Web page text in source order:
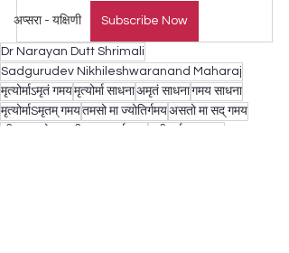
अप्सरा - यक्षिणी Subscribe Now
Dr Narayan Dutt Shrimali
Sadgurudev Nikhileshwaranand Maharaj
मृत्योर्माऽमृतं गमयमृत्योर्मा साधनाअमृतं साधनागमय साधना
मृत्योर्माSमृतम् गमयतमसो मा ज्योतिर्गमयअसतो मा सद् गमय